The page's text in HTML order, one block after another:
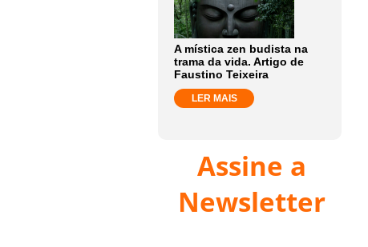
A mística zen budista na
trama da vida. Artigo de
Faustino Teixeira
LER MAIS
Assine a
Newsletter